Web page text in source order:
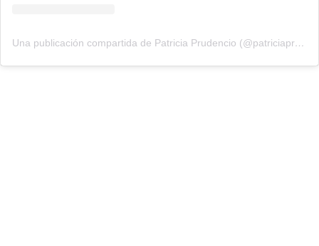
Una publicación compartida de Patricia Prudencio (@patriciaprudencio98)